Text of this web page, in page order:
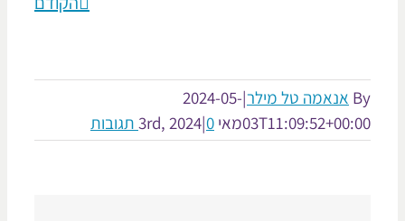
אנאמה טל מילר|
2024-05-
מאי 3rd, 2024 |0 תגובות